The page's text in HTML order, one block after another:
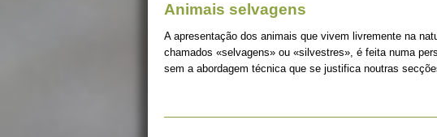
Animais selvagens
A apresentação dos animais que vivem livremente na
chamados «selvagens» ou «silvestres», é feita numa
sem a abordagem técnica que se justifica noutras